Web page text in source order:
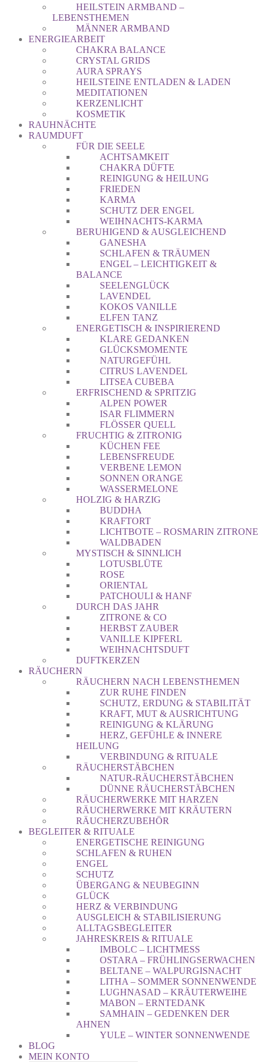
HEILSTEIN ARMBAND –
LEBENSTHEMEN
MÄNNER ARMBAND
ENERGIEARBEIT
CHAKRA BALANCE
CRYSTAL GRIDS
AURA SPRAYS
HEILSTEINE ENTLADEN & LADEN
MEDITATIONEN
KERZENLICHT
KOSMETIK
RAUHNÄCHTE
RAUMDUFT
FÜR DIE SEELE
ACHTSAMKEIT
CHAKRA DÜFTE
REINIGUNG & HEILUNG
FRIEDEN
KARMA
SCHUTZ DER ENGEL
WEIHNACHTS-KARMA
BERUHIGEND & AUSGLEICHEND
GANESHA
SCHLAFEN & TRÄUMEN
ENGEL – LEICHTIGKEIT &
BALANCE
SEELENGLÜCK
LAVENDEL
KOKOS VANILLE
ELFEN TANZ
ENERGETISCH & INSPIRIEREND
KLARE GEDANKEN
GLÜCKSMOMENTE
NATURGEFÜHL
CITRUS LAVENDEL
LITSEA CUBEBA
ERFRISCHEND & SPRITZIG
ALPEN POWER
ISAR FLIMMERN
FLÖSSER QUELL
FRUCHTIG & ZITRONIG
KÜCHEN FEE
LEBENSFREUDE
VERBENE LEMON
SONNEN ORANGE
WASSERMELONE
HOLZIG & HARZIG
BUDDHA
KRAFTORT
LICHTBOTE – ROSMARIN ZITRONE
WALDBADEN
MYSTISCH & SINNLICH
LOTUSBLÜTE
ROSE
ORIENTAL
PATCHOULI & HANF
DURCH DAS JAHR
ZITRONE & CO
HERBST ZAUBER
VANILLE KIPFERL
WEIHNACHTSDUFT
DUFTKERZEN
RÄUCHERN
RÄUCHERN NACH LEBENSTHEMEN
ZUR RUHE FINDEN
SCHUTZ, ERDUNG & STABILITÄT
KRAFT, MUT & AUSRICHTUNG
REINIGUNG & KLÄRUNG
HERZ, GEFÜHLE & INNERE
HEILUNG
VERBINDUNG & RITUALE
RÄUCHERSTÄBCHEN
NATUR-RÄUCHERSTÄBCHEN
DÜNNE RÄUCHERSTÄBCHEN
RÄUCHERWERKE MIT HARZEN
RÄUCHERWERKE MIT KRÄUTERN
RÄUCHERZUBEHÖR
BEGLEITER & RITUALE
ENERGETISCHE REINIGUNG
SCHLAFEN & RUHEN
ENGEL
SCHUTZ
ÜBERGANG & NEUBEGINN
GLÜCK
HERZ & VERBINDUNG
AUSGLEICH & STABILISIERUNG
ALLTAGSBEGLEITER
JAHRESKREIS & RITUALE
IMBOLC – LICHTMESS
OSTARA – FRÜHLINGSERWACHEN
BELTANE – WALPURGISNACHT
LITHA – SOMMER SONNENWENDE
LUGHNASAD – KRÄUTERWEIHE
MABON – ERNTEDANK
SAMHAIN – GEDENKEN DER
AHNEN
YULE – WINTER SONNENWENDE
BLOG
MEIN KONTO